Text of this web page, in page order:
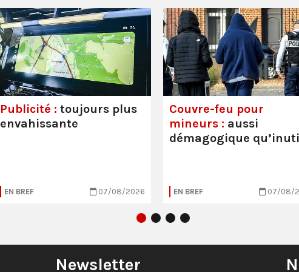
Publicité : toujours plus
envahissante
EN BREF 07/08/2026
Couvre-feu pour
mineurs : aussi
démagogique
EN BREF 07/08/
Newsletter